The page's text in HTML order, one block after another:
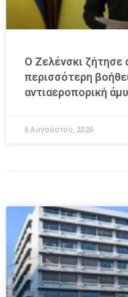
Ο Ζελένσκι
περισσότερη
αντιαεροπορική
6 Αυγούστου, 2026